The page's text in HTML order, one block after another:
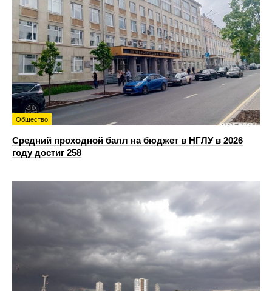
Общество
Средний проходной балл на бюджет в НГЛУ в 2026
году достиг 258